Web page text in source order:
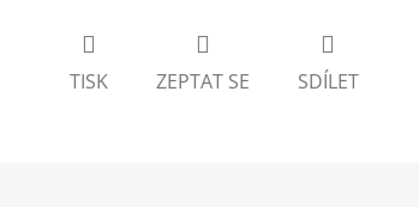
TISK ZEPTAT SE SDÍLET